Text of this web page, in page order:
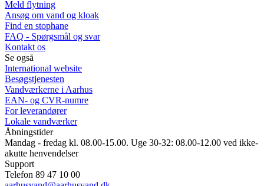
Meld flytning
Ansøg om vand og kloak
Find en stophane
FAQ - Spørgsmål og svar
Kontakt os
Se også
International website
Besøgstjenesten
Vandværkerne i Aarhus
EAN- og CVR-numre
For leverandører
Lokale vandværker
Åbningstider
Mandag - fredag kl. 08.00-15.00. Uge 30-32: 08.00-12.00 ved ikke-
akutte henvendelser
Support
Telefon 89 47 10 00